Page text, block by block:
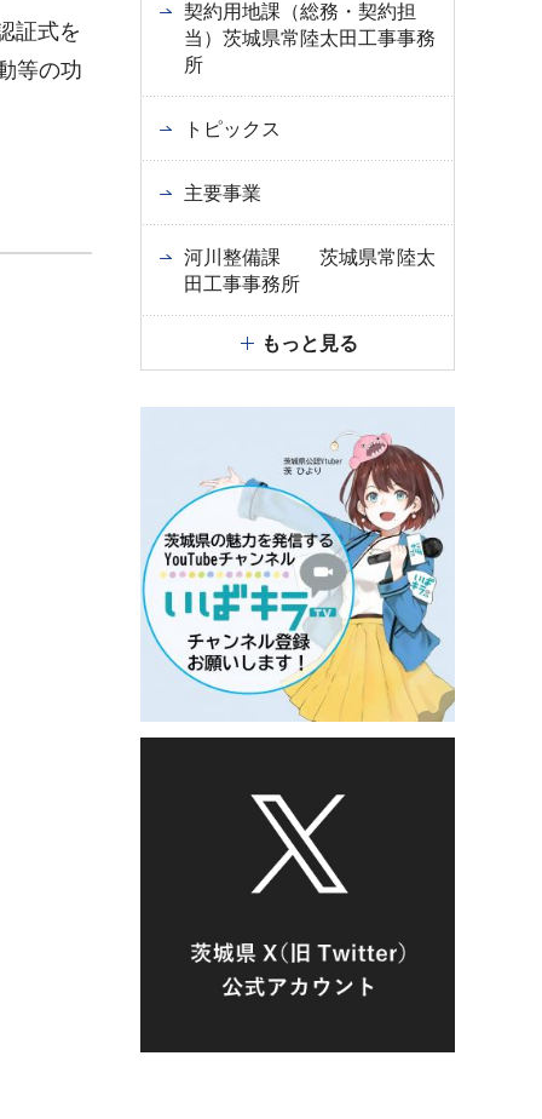
証式を
等の功
契約用地課（総務・契約担
当）茨城県常陸太田工事事務
所
トピックス
主要事業
河川整備課 茨城県常陸太
田工事事務所
もっと見る